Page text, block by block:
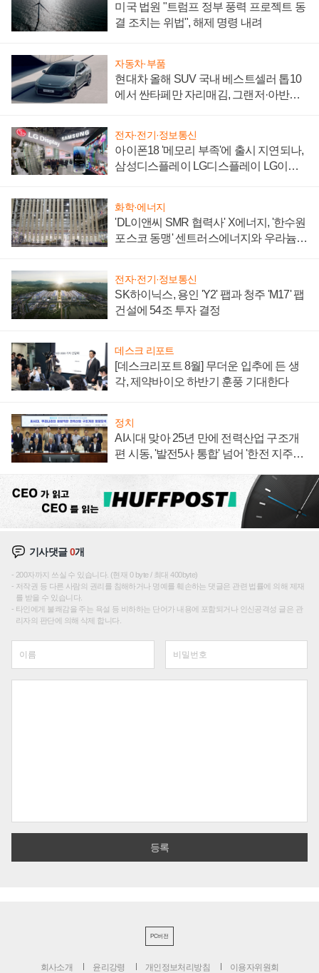
미국 법원 "트럼프 정부 풍력 프로젝트 동
결 조치는 위법", 해제 명령 내려
자동차·부품
현대차 올해 SUV 국내 베스트셀러 톱10
에서 싼타페만 자리매김, 그랜저·아반떼
전자·전기·정보통신
아이폰18 '메모리 부족'에 출시 지연되나,
삼성디스플레이 LG디스플레이 LG이노
화학·에너지
'DL이앤씨 SMR 협력사' X에너지, '한수원
포스코 동맹' 센트러스에너지와 우라늄
전자·전기·정보통신
SK하이닉스, 용인 'Y2' 팹과 청주 'M17' 팹
건설에 54조 투자 결정
데스크 리포트
[데스크리포트 8월] 무더운 입추에 든 생
각, 제약바이오 하반기 훈풍 기대한다
정치
AI시대 맞아 25년 만에 전력산업 구조개
편 시동, '발전5사 통합' 넘어 '한전 지주사'
기사댓글0개
200자까지 쓰실 수 있습니다. (현재 0 byte / 최대 400byte)
저작권 등 다른 사람의 권리를 침해하거나 명예를 훼손하는 댓글은 관련 법률에 의해 제재
를 받을 수 있습니다.
타인에게 불쾌감을 주는 욕설 등 비하하는 단어가 내용에 포함되거나 인신공격성 글은 관
리자의 판단에 의해 삭제 합니다.
PC버전
회사소개 윤리강령 개인정보처리방침 이용자위원회